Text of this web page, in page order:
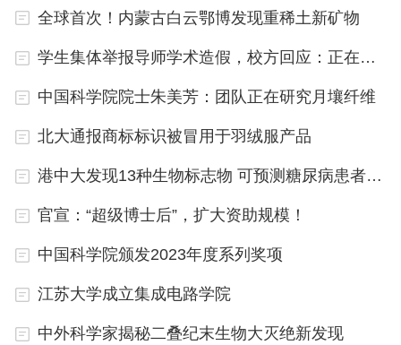
在毕业前都会进行答辩，基本都能过，但是对于本科
大巫”。
利毕业，答辩这关是必须得过的，如果不过那就要留
级了，那时候的大学生可能就已经30多岁的年龄
了。
在正式的答辩前，每个学校都会给学生安排一场模拟
全球首次！内蒙古白云鄂博发现重稀土新矿物
学生集体举报导师学术造假，校方回应：正在调查
中国科学院院士朱美芳：团队正在研究月壤纤维
北大通报商标标识被冒用于羽绒服产品
港中大发现13种生物标志物 可预测糖尿病患者患心血管疾病风险
官宣：“超级博士后”，扩大资助规模！
中国科学院颁发2023年度系列奖项
江苏大学成立集成电路学院
中外科学家揭秘二叠纪末生物大灭绝新发现